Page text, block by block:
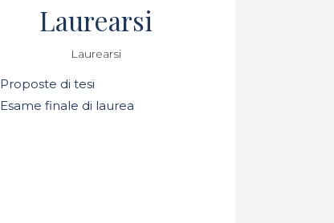
Laurearsi
Laurearsi
Proposte di tesi
Esame finale di laurea